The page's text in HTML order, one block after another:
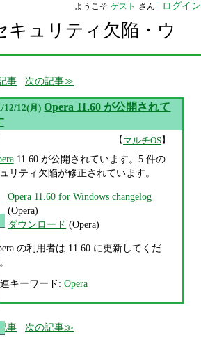
ようこそ ゲスト さん ログイン
キュリティ欠陥・ウ
事 次の記事
12/12(月) Opera 11.60 が公開されて
【マルチOS】
11.60 が公開されています。5 件の
リティ欠陥が修正されています。
Opera 11.60 for Windows changelog
(Opera)
ダウンロード (Opera)
の利用者は 11.60 に更新してくだ
キーワード: Opera
事 次の記事